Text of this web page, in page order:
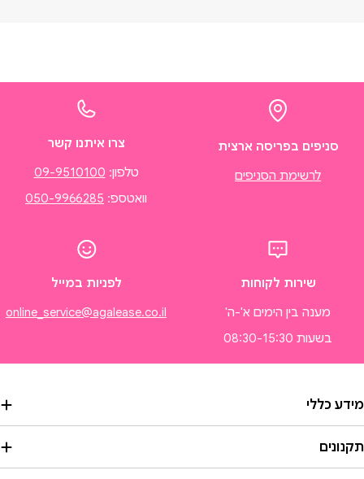
סניפים בפריסה ארצית
לרשימת הסניפים
צרו איתנו קשר
טלפון: 09-9510100
וואטספ: 050-9966285
שירות לקוחות
מענה בין הימים א'-ה'
בשעות 08:30-15:30
לפניות במייל
online_service@agalease.co.il
מידע כללי
תקנונים